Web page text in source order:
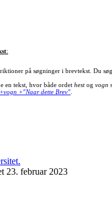
:
på søgninger i brevtekst. Du
en tekst, hvor både ordet hestog vogn
+"Naar dette Brev".
23. februar 2023